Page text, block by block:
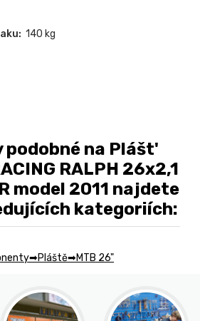
140 kg
podobné na Plášt'
RALPH 26x2,1
model 2011 najdete
kategoriích:
Pláště MTB 26"